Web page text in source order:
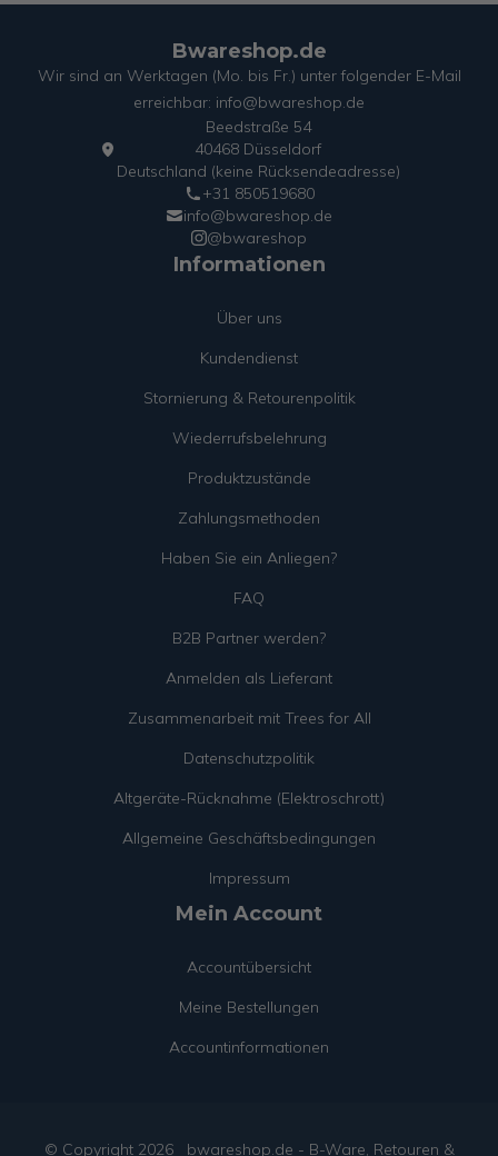
Bwareshop.de
Wir sind an Werktagen (Mo. bis Fr.) unter folgender E-Mail
erreichbar: info@bwareshop.de
Beedstraße 54
40468 Düsseldorf
Deutschland (keine Rücksendeadresse)
+31 850519680
info@bwareshop.de
@bwareshop
Informationen
Über uns
Kundendienst
Stornierung & Retourenpolitik
Wiederrufsbelehrung
Produktzustände
Zahlungsmethoden
Haben Sie ein Anliegen?
FAQ
B2B Partner werden?
Anmelden als Lieferant
Zusammenarbeit mit Trees for All
Datenschutzpolitik
Altgeräte-Rücknahme (Elektroschrott)
Allgemeine Geschäftsbedingungen
Impressum
Mein Account
Accountübersicht
Meine Bestellungen
Accountinformationen
© Copyright 2026 bwareshop.de - B-Ware, Retouren &